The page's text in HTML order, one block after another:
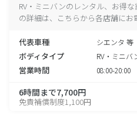
RV・ミニバンのレンタル、お得
の詳細は、こちらから各店舗にお
代表車種 シエンタ 等
ボディタイプ RV・ミニバ
営業時間 08:00-20:00
6時間まで7,700円
免責補償制度1,100円